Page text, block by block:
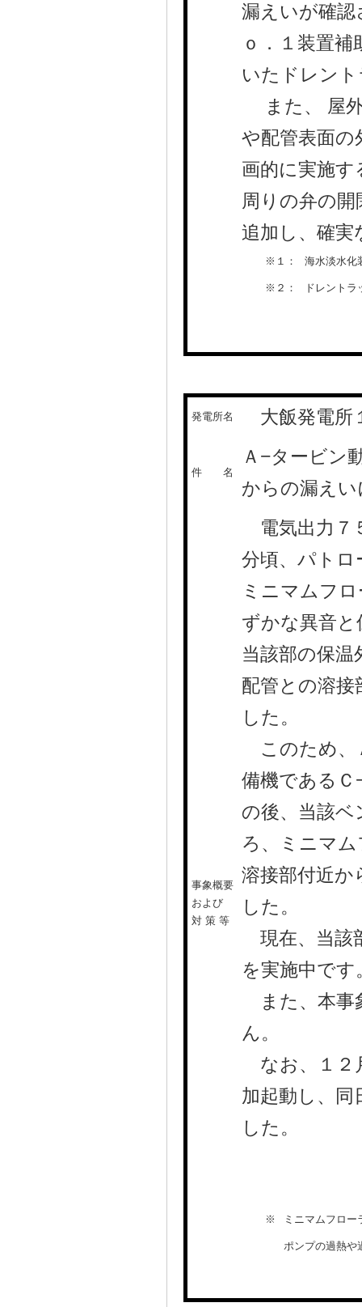
漏えいが確認
ｏ．１装置
いたドレン
また、 屋外
や配管表面
画的に実施
周りの弁の
追加し、確実
※１： 海水淡水化
※２： ドレント
発電所名 大飯発電所
件 名
Ａ−タービン
からの漏え
事象概要
および
対 策 等
電気出力７
分頃、パトロ
ミニマムフ
ずかな異音
当該部の保
配管との溶
した。
このため、
備機であるＣ
の後、当該
ろ、ミニマ
溶接部付近
した。
現在、当該
を実施中です
また、本事
ん。
なお、１２
加起動し、同
した。
※ ミニマムフロー
ポンプの過熱や